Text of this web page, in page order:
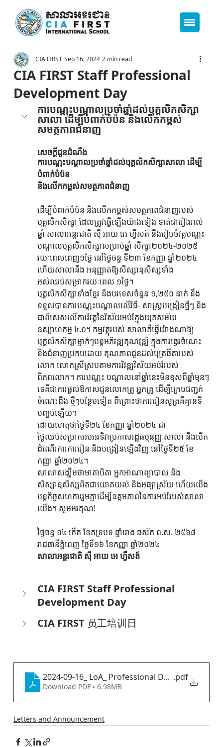
CIA FIRST Staff Professional
Development Day
CIA FIRST Sep 16, 2024 2 min read
ការបណ្ដុះបណ្ដាលប្រចាំឆ្នាំដល់បុគ្គលិកសិក្សា
សាលា ដើម្បីបំពាក់បំប៉ន និងលើកកម្ពស់
សមត្ថភាពជំនាញ
សេចក្ដីជូនដំណឹង
ការបណ្ដុះបណ្ដាលប្រចាំឆ្នាំដល់បុគ្គលិកសិក្សាសាលា ដើម្បី
បំពាក់បំប៉ន
និងលើកកម្ពស់សមត្ថភាពជំនាញ
ដើម្បីបំពាក់បំប៉ន និងលើកកម្ពស់សមត្ថភាពជំនាញរបស់
បុគ្គលិកសិក្សា ដែលត្រូវធ្វើឡើងយ៉ាងទៀង ទាត់ជារៀងរាល់
ឆ្នាំ សាលាអន្តរជាតិ ស៊ី អាយ អេ ហ្វឺសត៍ នឹងរៀបចំវគ្គបណ្តុះ
បណ្តាលបុគ្គលិកសិក្សាសម្រាប់ឆ្នាំ សិក្សា២០២៤-២០២៥
រយៈពេលពេញ១ថ្ងៃ នៅថ្ងៃចន្ទ ទី២៣ ខែកញ្ញា ឆ្នាំ២០២៤
ហើយសាលានឹង អនុញ្ញាតឱ្យសិស្សានុសិស្សទាំង
អស់ឈប់សម្រាករយៈពេល ១ថ្ងៃ។
បុគ្គលិកសិក្សាទាំងខ្មែរ និងបរទេសចំនួន ១,២៥០ នាក់ នឹង
ទទួលបានការបណ្តុះបណ្តាលលើវិធី- សាស្ត្របង្រៀនថ្មីៗ និង
ជាពិសេសលើការវិវត្តនៃវិស័យអប់រំក្នុងយុគសម័យ
ឧស្សាហកម្ម ៤.០។ កម្មវត្ថុរបស់ សាលាគឺធ្វើយ៉ាងណាឱ្យ
បុគ្គលិកសិក្សាម្នាក់ៗបន្តអភិវឌ្ឍគុណវុឌ្ឍិ ក្នុងការផ្ទេរចំណេះ
និងជំនាញប្រកបដោយ គុណភាពជូនដល់បុត្រធីតារបស់
លោក លោកស្រីស្របតាមការវិវឌ្ឍវិស័យអប់រំរបស់
ពិភពលោក។ ការបណ្តុះ បណ្តាលនៅឆ្នាំនេះមិនខុសពីឆ្នាំមុនៗ
ទេគឺជាការផ្តល់ឱកាសជូនលោកគ្រូ អ្នកគ្រូ ដើម្បីក្រេបជញ្ជក់
ចំណេះដឹង ថ្មីៗបន្ថែមទៀត ពីព្រោះថាការរៀនសូត្រគឺគ្មានទី
បញ្ចប់ឡើយ។
ដោយហេតុថាថ្ងៃទី២៤ ខែកញ្ញា ឆ្នាំ២០២៤ ជា
ថ្ងៃឈប់សម្រាកអបអរទិវាប្រកាសរដ្ឋធម្មនុញ្ញ សាលា នឹងបើក
ដំណើរការការរៀន និងបង្រៀនឡើងវិញ នៅថ្ងៃទី២៥ ខែ
កញ្ញា ឆ្នាំ២០២៤។
សាលាសង្ឃឹមថាមាតាបិតា អ្នកអាណាព្យាបាល និង
សិស្សានុសិស្សពិតជាយោគយល់ និងអធ្យាស្រ័យ ហើយយើង
បន្តកិច្ចសហការរួមគ្នាដើម្បីឧត្តមភាពនៃការអប់រំរបស់សាលា
យើង។ សូមអរគុណ!
ថ្ងៃចន្ទ ១៤ កើត ខែភទ្របទ ឆ្នាំរោង ឆស័ក ព.ស. ២៥៦៨
រាជធានីភ្នំពេញ ថ្ងៃទី១៦ ខែកញ្ញា ឆ្នាំ២០២៤
សាលាអន្តរជាតិ ស៊ី អាយ អេ ហ្វឺសត៍
CIA FIRST Staff Professional
Development Day
CIA FIRST 员工培训日
2024-09-16_ LoA_ Professional Development
.pdf
Download PDF • 6.98MB
Letters and Announcement